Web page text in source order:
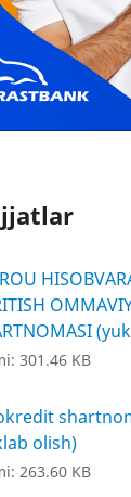
301.46 KB
olish)
263.60 KB